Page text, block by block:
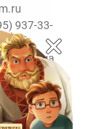
937-33-
на